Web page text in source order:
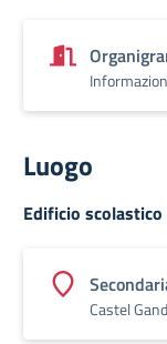
Luogo
Edificio scolastico
Castel